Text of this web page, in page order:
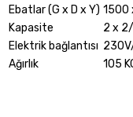
Ebatlar (G x D x Y) 1500
Kapasite
2 x
Elektrik bağlantısı
Ağırlık
105